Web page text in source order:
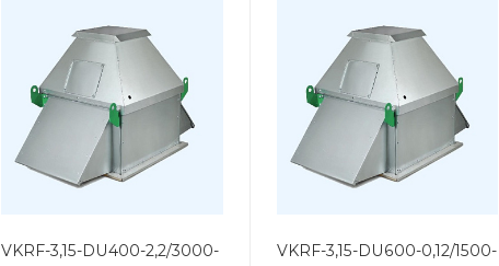
VKRF-3,15-DU400-2,2/3000-
VKRF-3,15-DU600-0,12/1500-